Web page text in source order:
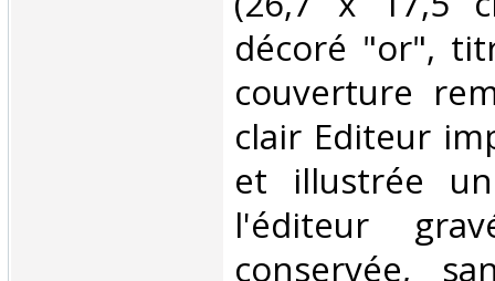
décoré "or",
couverture
clair Editeur
et illustrée
l'éditeur
conservée,